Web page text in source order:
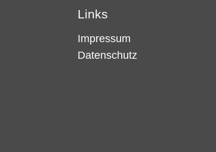
Links
Impressum
Datenschutz